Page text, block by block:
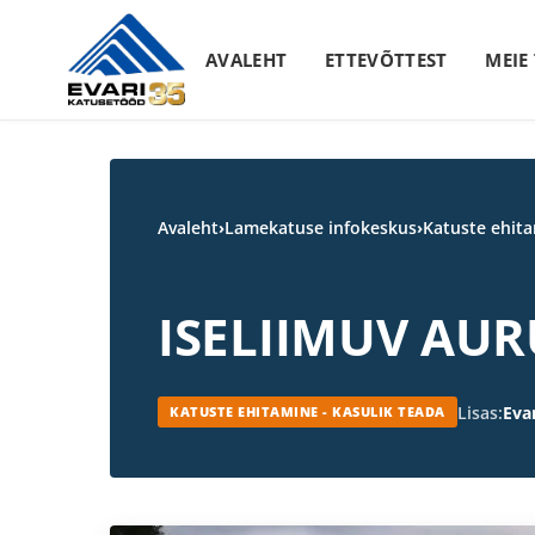
Skip to content
AVALEHT ETTEVÕTTEST MEIE
Avaleht›Lamekatuse infokeskus›Katuste
ISELIIMUV
KATUSTE EHITAMINE - KASULIK TEADA Lisas: